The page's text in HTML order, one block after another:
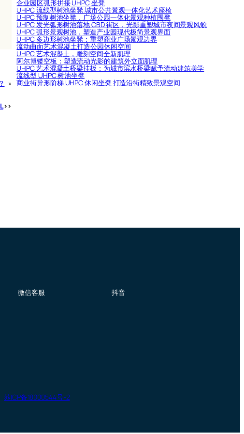
»
>>
企业园区弧形拼接 UHPC 坐凳
UHPC 流线型树池坐凳 城市公共景观一体化艺术座椅
UHPC 预制树池坐凳，广场公园一体化景观种植围凳
UHPC 发光弧形树池落地 CBD 街区，光影重塑城市夜间景观风貌
UHPC 弧形景观树池，塑造产业园现代极简景观界面
UHPC 多边形树池坐凳：重塑商业广场景观边界
流动曲面艺术混凝土打造公园休闲空间
UHPC 艺术混凝土，雕刻空间全新肌理
阿尔博镂空板：塑造流动光影的建筑外立面肌理
UHPC 艺术混凝土桥梁挂板：为城市滨水桥梁赋予流动建筑美学
流线型 UHPC 树池坐凳
商业街异形阶梯 UHPC 休闲坐凳 打造沿街精致景观空间
微信客服 抖音
苏ICP备18000544号-2